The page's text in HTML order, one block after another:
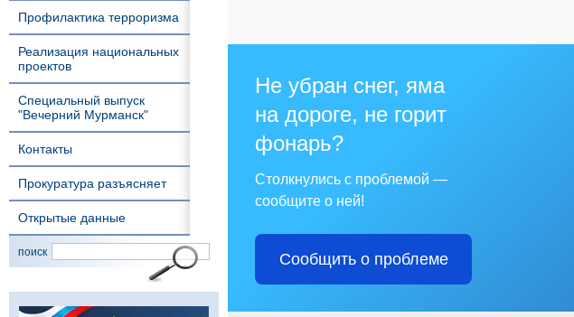
Профилактика терроризма
Реализация национальных
проектов
Специальный выпуск
"Вечерний Мурманск"
Контакты
Прокуратура разъясняет
Открытые данные
поиск
Не убран снег, яма
на дороге, не горит
фонарь?
Столкнулись с проблемой —
сообщите о ней!
Сообщить о проблеме